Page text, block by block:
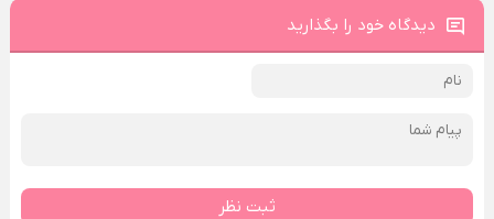
دیدگاه خود را بگذارید
ثبت نظر